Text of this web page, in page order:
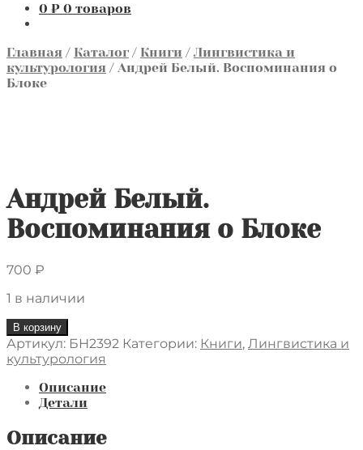
0 ₽ 0 товаров
Главная / Каталог / Книги / Лингвистика и
культурология / Андрей Белый. Воспоминания о
Блоке
Андрей Белый.
Воспоминания о Блоке
700 ₽
1 в наличии
Количество
товара
Андрей
Воспоминания
В корзину
Артикул: БН2392 Категории: Книги, Лингвистика и
культурология
Описание
Детали
Описание